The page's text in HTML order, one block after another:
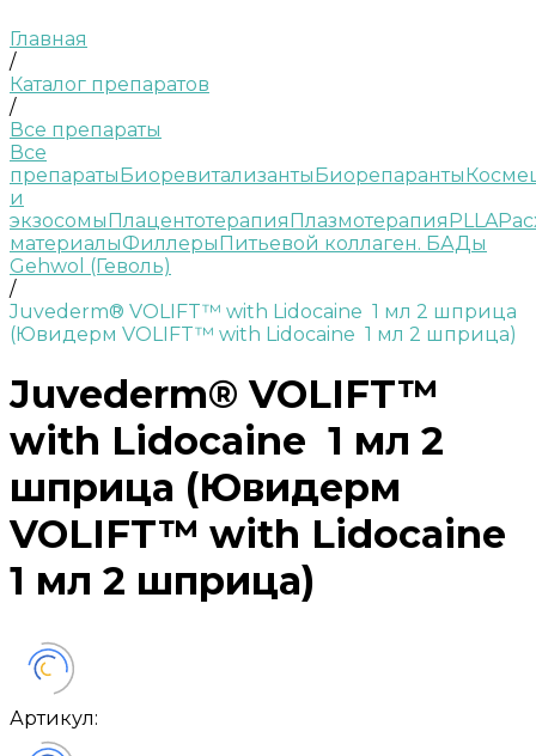
Главная
/
Каталог препаратов
/
Все препараты
Все
препаратыБиоревитализантыБиорепаранты
и
экзосомыПлацентотерапияПлазмотерапияPLLA
материалыФиллерыПитьевой коллаген. БАДы
Gehwol (Геволь)
/
Juvederm® VOLIFT™ with Lidocaine 1 мл 2 шприца
(Ювидерм VOLIFT™ with Lidocaine 1 мл 2 шприца)
Juvederm® VOLIFT™
with Lidocaine 1 мл 2
шприца (Ювидерм
VOLIFT™ with Lidocaine
1 мл 2 шприца)
Артикул: